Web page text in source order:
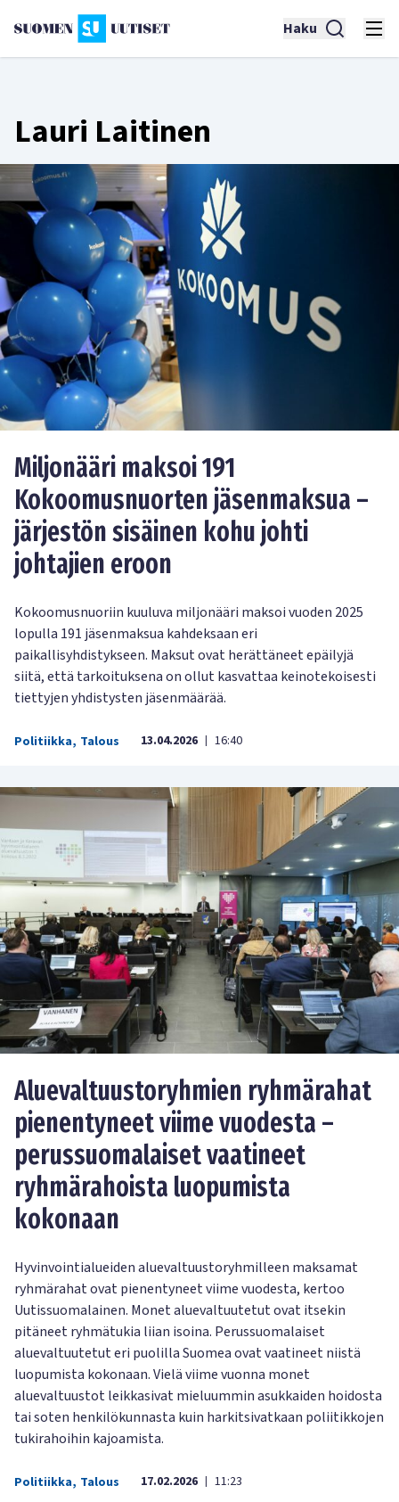
Haku
Lauri Laitinen
Miljonääri maksoi 191
Kokoomusnuorten jäsenmaksua –
järjestön sisäinen kohu johti
johtajien eroon
Kokoomusnuoriin kuuluva miljonääri maksoi vuoden 2025
lopulla 191 jäsenmaksua kahdeksaan eri
paikallisyhdistykseen. Maksut ovat herättäneet epäilyjä
siitä, että tarkoituksena on ollut kasvattaa keinotekoisesti
tiettyjen yhdistysten jäsenmäärää.
Politiikka, Talous 13.04.2026 | 16:40
Aluevaltuustoryhmien ryhmärahat
pienentyneet viime vuodesta –
perussuomalaiset vaatineet
ryhmärahoista luopumista
kokonaan
Hyvinvointialueiden aluevaltuustoryhmilleen maksamat
ryhmärahat ovat pienentyneet viime vuodesta, kertoo
Uutissuomalainen. Monet aluevaltuutetut ovat itsekin
pitäneet ryhmätukia liian isoina. Perussuomalaiset
aluevaltuutetut eri puolilla Suomea ovat vaatineet niistä
luopumista kokonaan. Vielä viime vuonna monet
aluevaltuustot leikkasivat mieluummin asukkaiden hoidosta
tai soten henkilökunnasta kuin harkitsivatkaan poliitikkojen
tukirahoihin kajoamista.
Politiikka, Talous 17.02.2026 | 11:23